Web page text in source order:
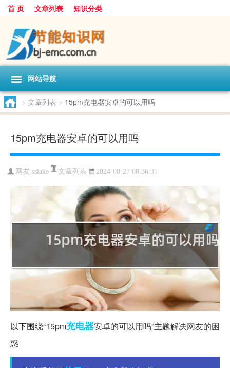
首 页 文章列表 知识分类
网站导航
> 文章列表 > 15pm充电器安卓的可以用吗
15pm充电器安卓的可以用吗
网友:sslake 文章列表 2024-08-27 08:36:31
以下围绕“15pm充电器安卓的可以用吗”主题解决网友的困
惑